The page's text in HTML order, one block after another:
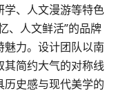
学、人文漫游等特色
、人文鲜活”的品牌
魅力。设计团队以南
其简约大气的对称线
史感与现代美学的